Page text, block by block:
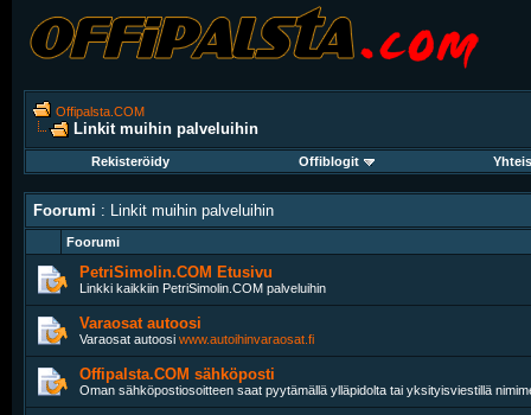
Offipalsta.COM
Linkit muihin palveluihin
Rekisteröidy Offiblogit
Foorumi : Linkit muihin palveluihin
Foorumi
PetriSimolin.COM Etusivu
Linkki kaikkiin PetriSimolin.COM palveluihin
Varaosat autoosi
Varaosat autoosi www.autoihinvaraosat.fi
Offipalsta.COM sähköposti
Oman sähköpostiosoitteen saat pyytämällä ylläpidolta tai yksityisviestillä